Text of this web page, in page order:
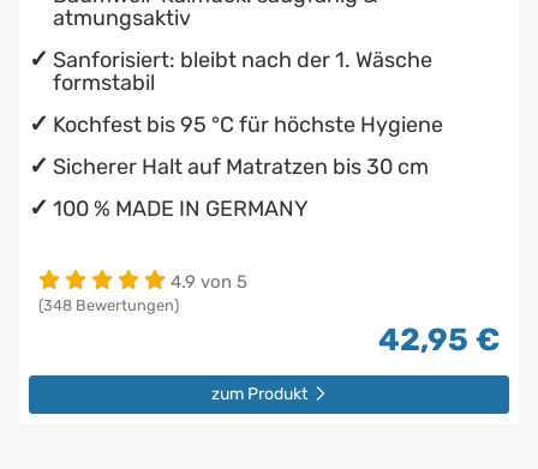
atmungsaktiv
Sanforisiert: bleibt nach der 1. Wäsche
formstabil
Kochfest bis 95 °C für höchste Hygiene
Sicherer Halt auf Matratzen bis 30 cm
100 % MADE IN GERMANY
4.9 von 5
(348 Bewertungen)
42,95 €
zum Produkt